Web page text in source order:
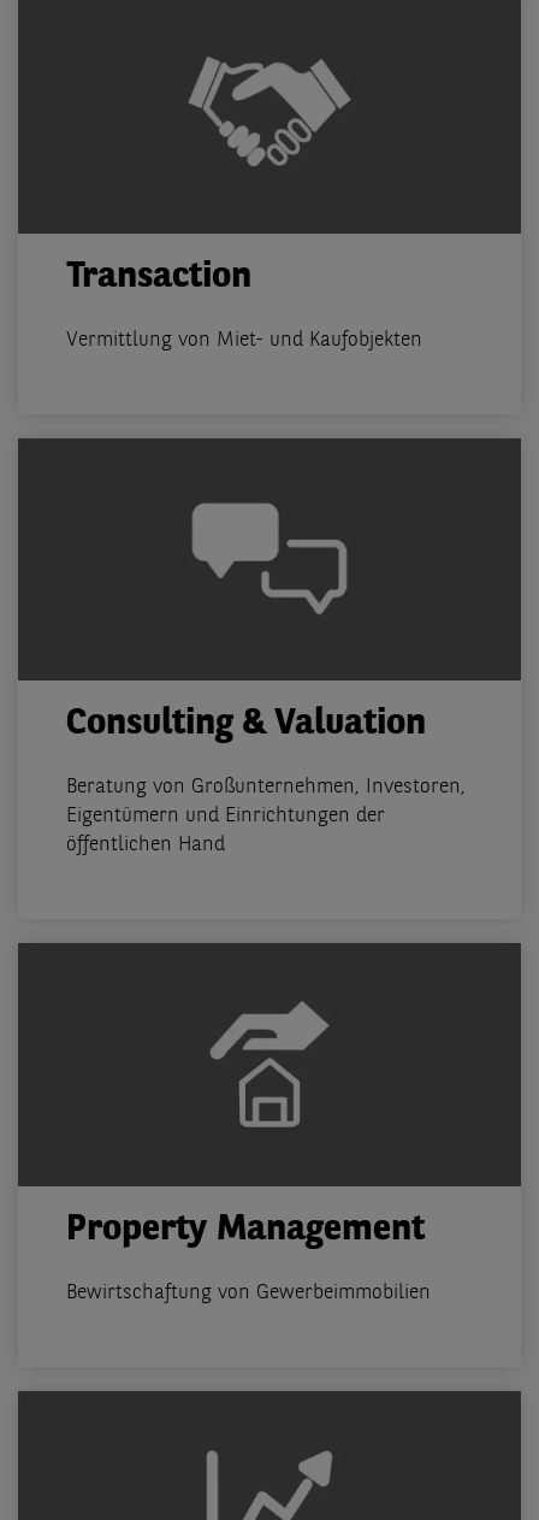
Transaction
Vermittlung von Miet- und Kaufobjekten
Consulting & Valuation
Beratung von Großunternehmen, Investoren,
Eigentümern und Einrichtungen der
öffentlichen Hand
Property Management
Bewirtschaftung von Gewerbeimmobilien